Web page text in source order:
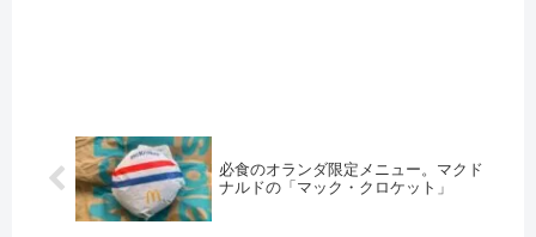
必食のオランダ限定メニュー。マクド
ナルドの「マック・クロケット」